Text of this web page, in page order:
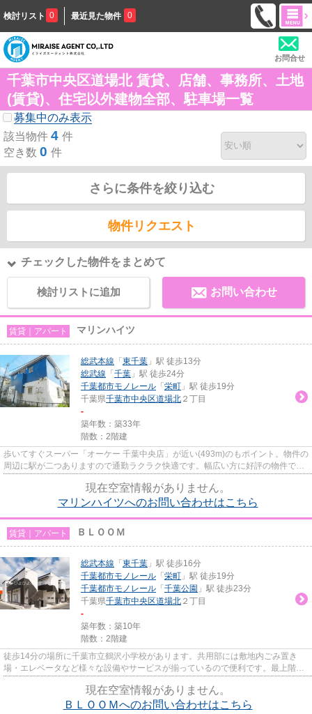
検討リスト 0 最近見た物件 0
お問合せ
千葉市中央区道場北 賃貸、店舗、事務所、土地
(賃貸)、住宅以外建物全部、駐車場一覧
募集中のみ表示
該当物件 4 件
空き数 0 件
さらに条件を絞り込む
物件リクエスト
チェックした物件をまとめて
検討リストに追加 お問い合わせ
賃貸｜アパート マリンハイツ
総武本線 「 東千葉 」駅 徒歩13分
総武線 「 千葉 」駅 徒歩24分
千葉都市モノレール 「 栄町 」駅 徒歩19分
千葉県千葉市中央区道場北 ２丁目
-
築年数：築33年
階数：2階建
歩いてすぐスーパー「オーケー 千葉中央店」が近い(493m)のもポイント。物件の
周辺に駅が二つありますので通勤ラクラク快適です。幅広い方に好評の物件で、
現在空室情報がありません。
マリンハイツへのお問い合わせはこちら
賃貸｜アパート ＢＬＯＯＭ
総武本線 「 東千葉 」駅 徒歩16分
千葉都市モノレール 「 栄町 」駅 徒歩19分
千葉都市モノレール 「 千葉公園 」駅 徒歩23分
千葉県千葉市中央区道場北 ２丁目
-
築年数：築10年
階数：2階建
徒歩14分の場所に千葉市立鶴沢小学校があります。共用部には敷地内ごみ置き
場・エレベータなど様々な設備やサービスが揃っているので便利です。最上階の
現在空室情報がありません。
ＢＬＯＯＭへのお問い合わせはこちら